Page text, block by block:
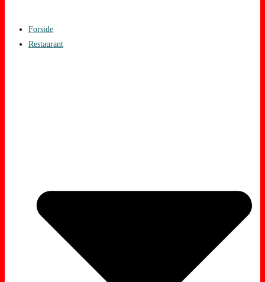
Forside
Restaurant